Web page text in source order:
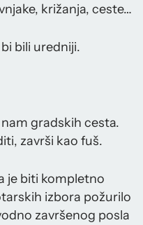
križanja, ceste…
bili uredniji.
gradskih cesta.
završi kao fuš.
je biti kompletno
izbora požurilo
završenog posla